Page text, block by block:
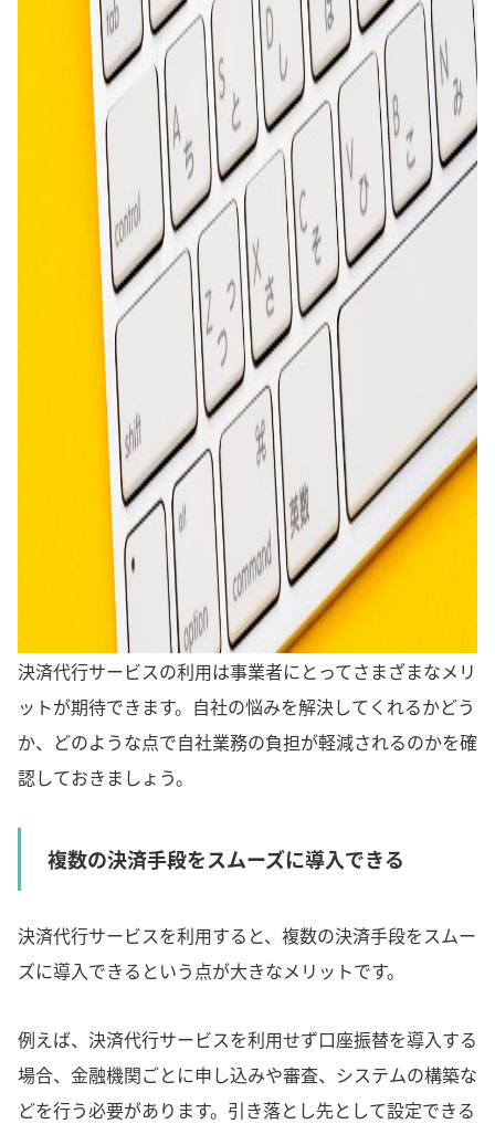
決済代行サービスの利用は事業者にとってさまざまなメリ
ットが期待できます。自社の悩みを解決してくれるかどう
か、どのような点で自社業務の負担が軽減されるのかを確
認しておきましょう。
複数の決済手段をスムーズに導入できる
決済代行サービスを利用すると、複数の決済手段をスムー
ズに導入できるという点が大きなメリットです。
例えば、決済代行サービスを利用せず口座振替を導入する
場合、金融機関ごとに申し込みや審査、システムの構築な
どを行う必要があります。引き落とし先として設定できる